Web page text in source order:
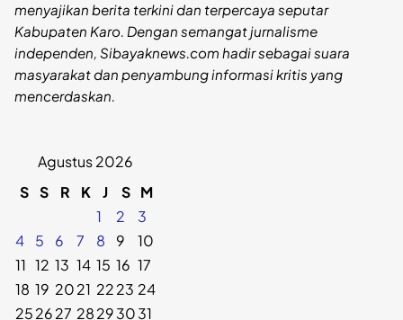
menyajikan berita terkini dan terpercaya seputar
Kabupaten Karo. Dengan semangat jurnalisme
independen, Sibayaknews.com hadir sebagai suara
masyarakat dan penyambung informasi kritis yang
mencerdaskan.
Agustus 2026
S S R K J S M
1
2
3
4
5 6 7 8 9
10
11 12 13 14 15 16 17
18 19 2021 2223 24
252627 28293031